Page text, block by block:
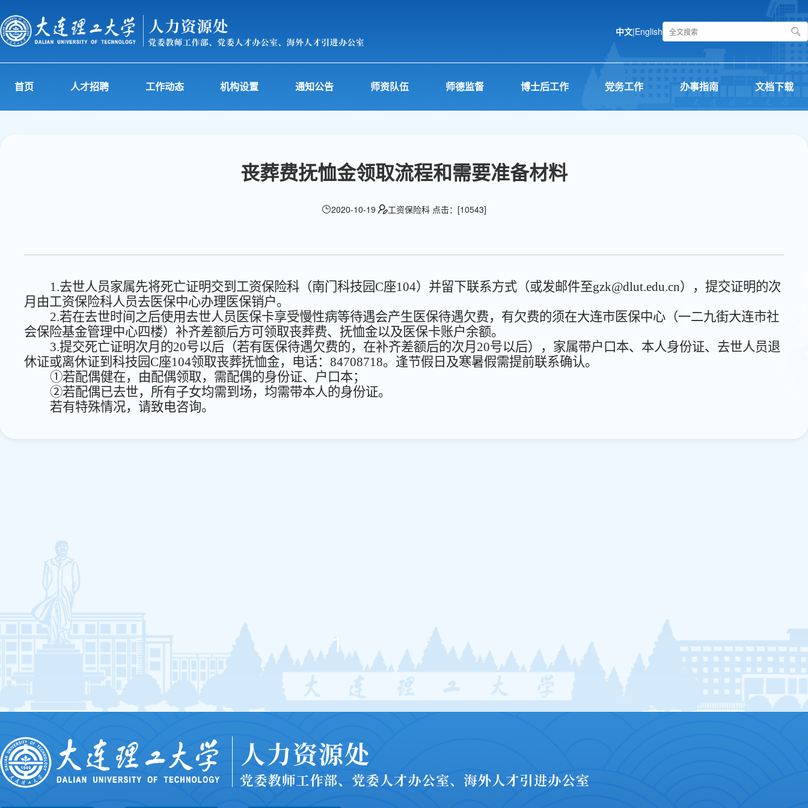
中文|English
首页 人才招聘 工作动态 机构设置 通知公告 师资队伍 师德监督 博士后工作 党务工作 办事指南 文档下载
丧葬费抚恤金领取流程和需要准备材料
2020-10-19 工资保险科 点击：[10543]
1.去世人员家属先将死亡证明交到工资保险科（南门科技园C座104）并留下联系方式（或发邮件至gzk@dlut.edu.cn），提交证明的次
月由工资保险科人员去医保中心办理医保销户。
2.若在去世时间之后使用去世人员医保卡享受慢性病等待遇会产生医保待遇欠费，有欠费的须在大连市医保中心（一二九街大连市社
会保险基金管理中心四楼）补齐差额后方可领取丧葬费、抚恤金以及医保卡账户余额。
3.提交死亡证明次月的20号以后（若有医保待遇欠费的，在补齐差额后的次月 20号以后），家属带户口本、本人身份证、去世人员退
休证或离休证到科技园C座104领取丧葬抚恤金，电话： 84708718。逢节假日及寒暑假需提前联系确认。
①若配偶健在，由配偶领取，需配偶的身份证、户口本；
②若配偶已去世，所有子女均需到场，均需带本人的身份证。
若有特殊情况，请致电咨询。